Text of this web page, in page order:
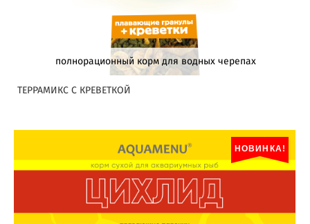
полнорационный корм для водных черепах
ТЕРРАМИКС С КРЕВЕТКОЙ
НОВИНКА!